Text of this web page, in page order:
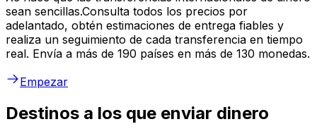
sean sencillas.Consulta todos los precios por
adelantado, obtén estimaciones de entrega fiables y
realiza un seguimiento de cada transferencia en tiempo
real. Envía a más de 190 países en más de 130 monedas.
Empezar
Destinos a los que enviar dinero